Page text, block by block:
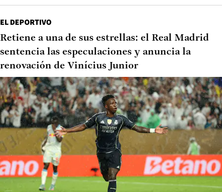
EL DEPORTIVO
Retiene a una de sus estrellas: el Real Madrid
sentencia las especulaciones y anuncia la
renovación de Vinícius Junior